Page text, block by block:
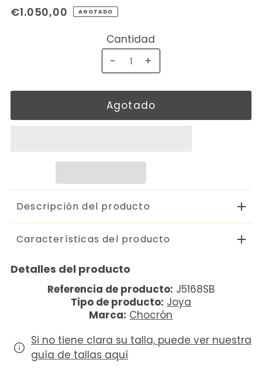
€1.050,00 AGOTADO
Cantidad
-
+
Descripción del producto
Características del producto
Detalles del producto
Referencia de producto: J5168SB
Tipo de producto: Joya
Marca: Chocrón
Si no tiene clara su talla, puede ver nuestra
guía de tallas aquí